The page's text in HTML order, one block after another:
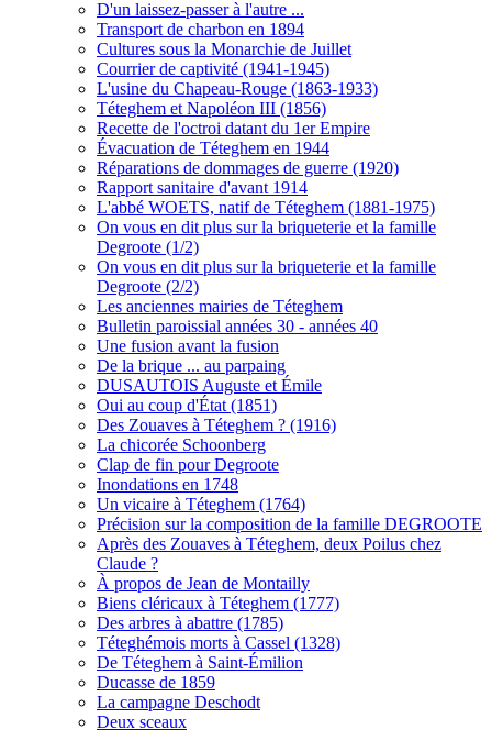
D'un laissez-passer à l'autre ...
Transport de charbon en 1894
Cultures sous la Monarchie de Juillet
Courrier de captivité (1941-1945)
L'usine du Chapeau-Rouge (1863-1933)
Téteghem et Napoléon III (1856)
Recette de l'octroi datant du 1er Empire
Évacuation de Téteghem en 1944
Réparations de dommages de guerre (1920)
Rapport sanitaire d'avant 1914
L'abbé WOETS, natif de Téteghem (1881-1975)
On vous en dit plus sur la briqueterie et la famille
Degroote (1/2)
On vous en dit plus sur la briqueterie et la famille
Degroote (2/2)
Les anciennes mairies de Téteghem
Bulletin paroissial années 30 - années 40
Une fusion avant la fusion
De la brique ... au parpaing
DUSAUTOIS Auguste et Émile
Oui au coup d'État (1851)
Des Zouaves à Téteghem ? (1916)
La chicorée Schoonberg
Clap de fin pour Degroote
Inondations en 1748
Un vicaire à Téteghem (1764)
Précision sur la composition de la famille DEGROOTE
Après des Zouaves à Téteghem, deux Poilus chez
Claude ?
À propos de Jean de Montailly
Biens cléricaux à Téteghem (1777)
Des arbres à abattre (1785)
Téteghémois morts à Cassel (1328)
De Téteghem à Saint-Émilion
Ducasse de 1859
La campagne Deschodt
Deux sceaux